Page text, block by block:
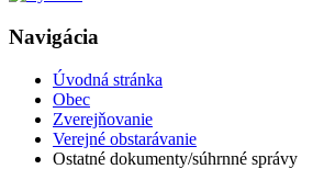
Navigácia
Úvodná stránka
Obec
Zverejňovanie
Verejné obstarávanie
Ostatné dokumenty/súhrnné správy